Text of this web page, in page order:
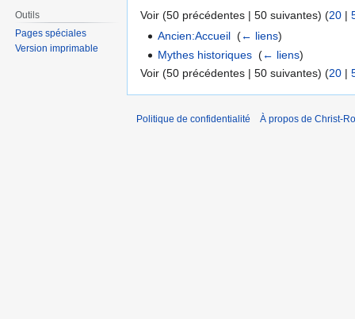
Voir (50 précédentes | 50 suivantes) (20 |
Ancien:Accueil ‎(← liens)
Mythes historiques ‎(← liens)
Voir (50 précédentes | 50 suivantes) (20 |
Outils
Pages spéciales
Version imprimable
Politique de confidentialité À propos de Christ-